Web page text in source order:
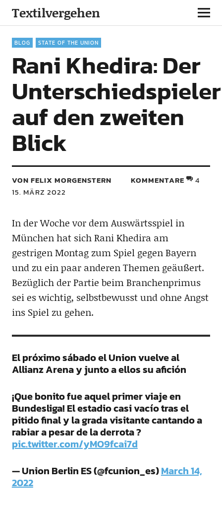
Textilvergehen
BLOG STATE OF THE UNION
Rani Khedira: Der
Unterschiedspieler
auf den zweiten
Blick
VON FELIX MORGENSTERN
15. MÄRZ 2022
KOMMENTARE 4
In der Woche vor dem Auswärtsspiel in
München hat sich Rani Khedira am
gestrigen Montag zum Spiel gegen Bayern
und zu ein paar anderen Themen geäußert.
Bezüglich der Partie beim Branchenprimus
sei es wichtig, selbstbewusst und ohne Angst
ins Spiel zu gehen.
El próximo sábado el Union vuelve al
Allianz Arena y junto a ellos su afición
¡Que bonito fue aquel primer viaje en
Bundesliga! El estadio casi vacío tras el
pitido final y la grada visitante cantando a
rabiar a pesar de la derrota ?
pic.twitter.com/yMO9fcai7d
— Union Berlin ES (@fcunion_es)March 14,
2022